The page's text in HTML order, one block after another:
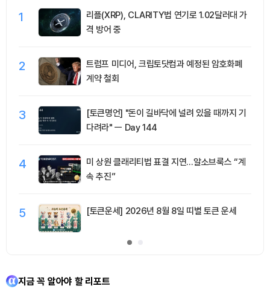
1
리플(XRP), CLARITY법 연기로 1.02달러대 가
격 방어 중
2
트럼프 미디어, 크립토닷컴과 예정된 암호화폐
계약 철회
3
[토큰명언] "돈이 길바닥에 널려 있을 때까지 기
다려라" ㅡ Day 144
4
미 상원 클래리티법 표결 지연…알소브룩스 “계
속 추진”
5 [토큰운세] 2026년 8월 8일 띠별 토큰 운세
지금 꼭 알아야 할 리포트